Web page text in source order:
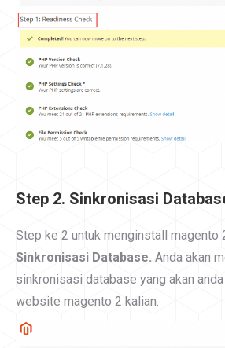
Step 2. Sinkronisasi
Step ke 2 untuk menginstall magento
Sinkronisasi Database. Anda akan
sinkronisasi database yang akan
website magento 2 kalian.